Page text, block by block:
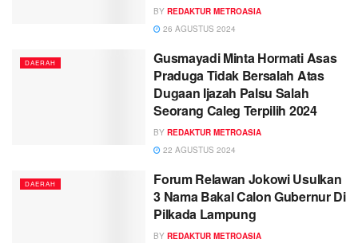
BY REDAKTUR METROASIA
26 AGUSTUS 2024
DAERAH
Gusmayadi Minta Hormati Asas
Praduga Tidak Bersalah Atas
Dugaan Ijazah Palsu Salah
Seorang Caleg Terpilih 2024
BY REDAKTUR METROASIA
22 AGUSTUS 2024
DAERAH
Forum Relawan Jokowi Usulkan
3 Nama Bakal Calon Gubernur Di
Pilkada Lampung
BY REDAKTUR METROASIA